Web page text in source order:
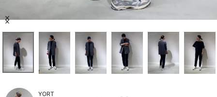
ご利用ガイド/ヘルプ
Item
YORT